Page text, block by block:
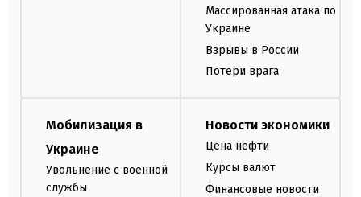
Массированная атака по
Украине
Взрывы в России
Потери врага
Мобилизация в
Украине
Увольнение с военной
службы
Новости экономики
Цена нефти
Курсы валют
Финансовые новости